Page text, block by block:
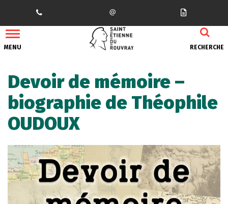
MENU RECHERCHE
Devoir de mémoire –
biographie de Théophile
OUDOUX